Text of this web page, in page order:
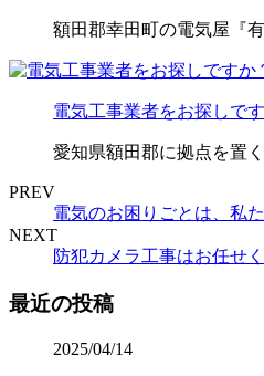
額田郡幸田町の電気屋『
電気工事業者をお探しで
愛知県額田郡に拠点を置
PREV
電気のお困りごとは、私
NEXT
防犯カメラ工事はお任せ
最近の投稿
2025/04/14